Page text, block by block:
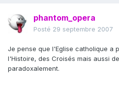
phantom_opera
Posté 29 septembre 2007
Je pense que l'Eglise catholique a
l'Histoire, des Croisés mais aussi
paradoxalement.